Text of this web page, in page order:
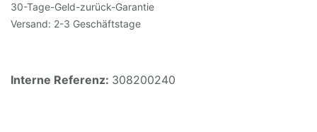
30-Tage-Geld-zurück-Garantie
Versand: 2-3 Geschäftstage
Interne Referenz: 308200240